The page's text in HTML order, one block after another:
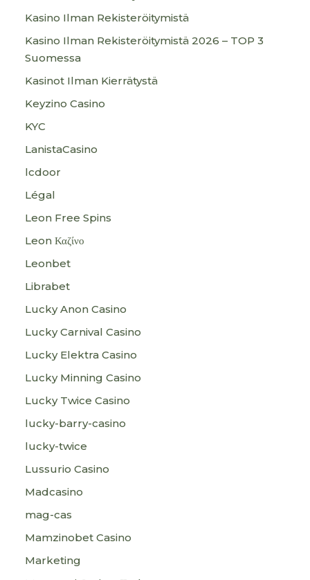
Kasino Ilman Rekisteröitymistä
Kasino Ilman Rekisteröitymistä 2026 – TOP 3
Suomessa
Kasinot Ilman Kierrätystä
Keyzino Casino
KYC
LanistaCasino
lcdoor
Légal
Leon Free Spins
Leon Καζίνο
Leonbet
Librabet
Lucky Anon Casino
Lucky Carnival Casino
Lucky Elektra Casino
Lucky Minning Casino
Lucky Twice Casino
lucky-barry-casino
lucky-twice
Lussurio Casino
Madcasino
mag-cas
Mamzinobet Casino
Marketing